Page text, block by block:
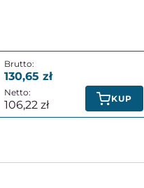
130,65
106,22 KUP